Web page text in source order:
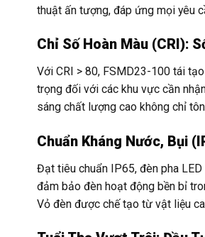
thuật ấn tượng, đáp ứng mọi yêu
Chỉ Số Hoàn Màu (CRI):
Với CRI > 80, FSMD23-100 tái
trọng đối với các khu vực cần
sáng chất lượng cao không chỉ
Chuẩn Kháng Nước, Bụi
Đạt tiêu chuẩn IP65, đèn pha
đảm bảo đèn hoạt động bền bỉ
Vỏ đèn được chế tạo từ vật liệu